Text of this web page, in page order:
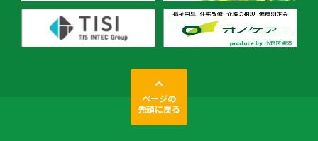
ページの
先頭に戻る